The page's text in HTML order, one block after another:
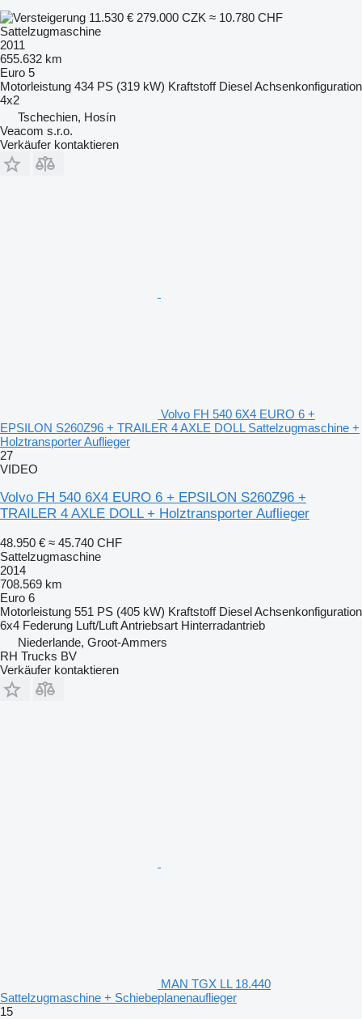
11.530 € 279.000 CZK ≈ 10.780 CHF
Sattelzugmaschine
2011
655.632 km
Euro 5
Motorleistung 434 PS (319 kW) Kraftstoff DieselAchsenkonfiguration
4x2
Tschechien, Hosín
Veacom s.r.o.
Verkäufer kontaktieren
Volvo FH 540 6X4 EURO 6 +
EPSILON S260Z96 + TRAILER 4 AXLE DOLL Sattelzugmaschine +
Holztransporter Auflieger
27
VIDEO
Volvo FH 540 6X4 EURO 6 + EPSILON S260Z96 +
TRAILER 4 AXLE DOLL + Holztransporter Auflieger
48.950 € ≈ 45.740 CHF
Sattelzugmaschine
2014
708.569 km
Euro 6
Motorleistung 551 PS (405 kW) Kraftstoff DieselAchsenkonfiguration
6x4 Federung Luft/LuftAntriebsart Hinterradantrieb
Niederlande, Groot-Ammers
RH Trucks BV
Verkäufer kontaktieren
MAN TGX LL 18.440
Sattelzugmaschine + Schiebeplanenauflieger
15